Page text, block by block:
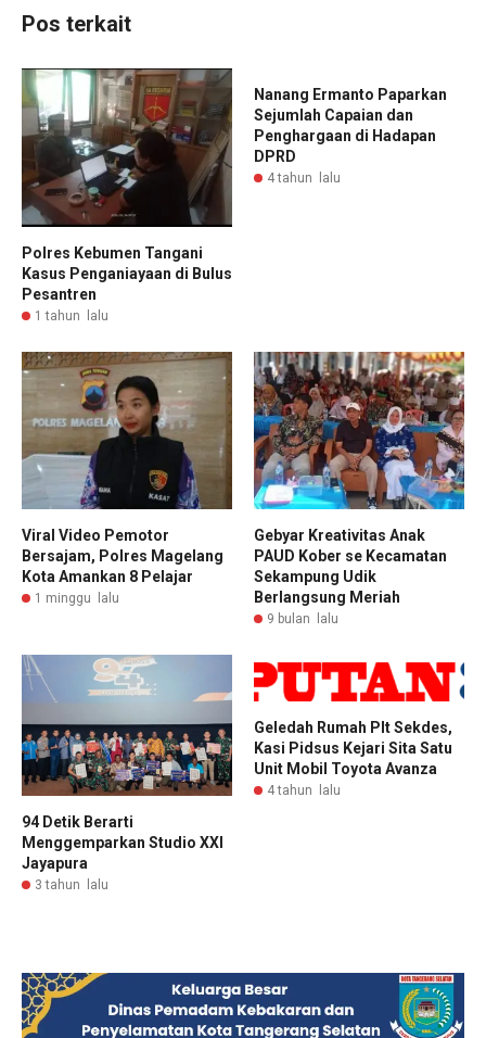
Pos terkait
Polres Kebumen Tangani
Kasus Penganiayaan di Bulus
Pesantren
1 tahun lalu
Nanang Ermanto Paparkan
Sejumlah Capaian dan
Penghargaan di Hadapan
DPRD
4 tahun lalu
Viral Video Pemotor
Bersajam, Polres Magelang
Kota Amankan 8 Pelajar
1 minggu lalu
Gebyar Kreativitas Anak
PAUD Kober se Kecamatan
Sekampung Udik
Berlangsung Meriah
9 bulan lalu
94 Detik Berarti
Menggemparkan Studio XXI
Jayapura
3 tahun lalu
Geledah Rumah Plt Sekdes,
Kasi Pidsus Kejari Sita Satu
Unit Mobil Toyota Avanza
4 tahun lalu